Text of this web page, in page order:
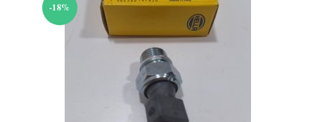
-18%